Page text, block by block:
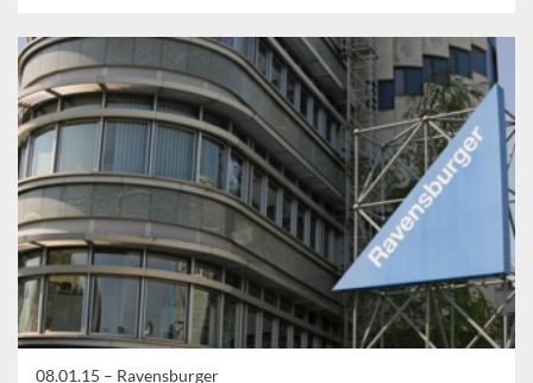
08.01.15 – Ravensburger